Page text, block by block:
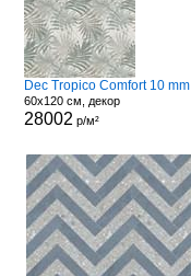
Dec Tropico Comfort 10 mm
60x120 см, декор
28002 р/м²